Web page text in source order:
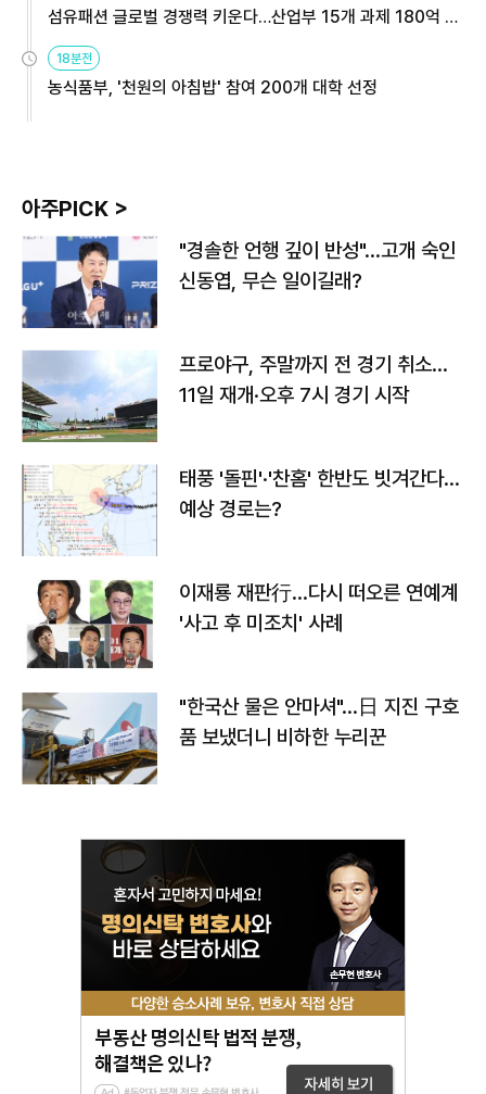
섬유패션 글로벌 경쟁력 키운다…산업부 15개 과제 180억 지
원
18분전
농식품부, '천원의 아침밥' 참여 200개 대학 선정
아주PICK >
"경솔한 언행 깊이 반성"…고개 숙인
신동엽, 무슨 일이길래?
프로야구, 주말까지 전 경기 취소…
11일 재개·오후 7시 경기 시작
태풍 '돌핀'·'찬홈' 한반도 빗겨간다…
예상 경로는?
이재룡 재판行…다시 떠오른 연예계
'사고 후 미조치' 사례
"한국산 물은 안마셔"…日 지진 구호
품 보냈더니 비하한 누리꾼